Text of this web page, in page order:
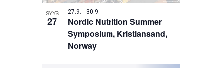
SYYS
27
Nordic Nutrition Summer
Symposium, Kristiansand,
Norway
27.9. - 30.9.